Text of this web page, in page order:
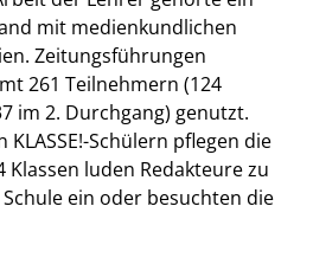
mit medienkundlichen
Zeitungsführungen
261 Teilnehmern (124
im 2. Durchgang) genutzt.
Schülern pflegen die
Klassen luden Redakteure zu
ein oder besuchten die